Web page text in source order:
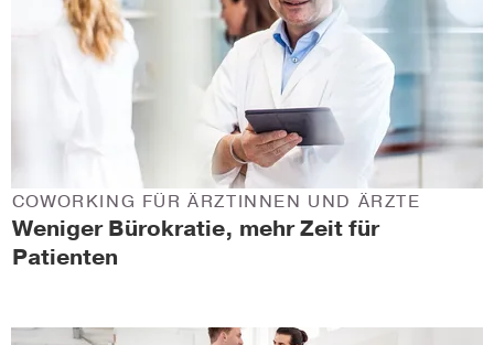
Weniger Bürokratie, mehr Zeit für
Patienten
COWORKING FÜR ÄRZTINNEN UND ÄRZTE